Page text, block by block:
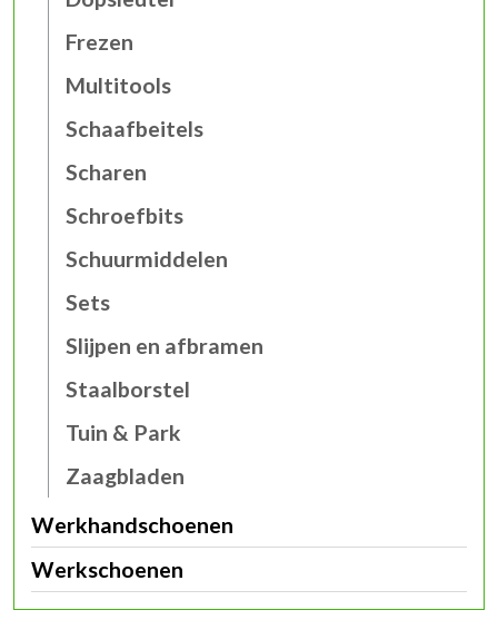
Frezen
Multitools
Schaafbeitels
Scharen
Schroefbits
Schuurmiddelen
Sets
Slijpen en afbramen
Staalborstel
Tuin & Park
Zaagbladen
Werkhandschoenen
Werkschoenen